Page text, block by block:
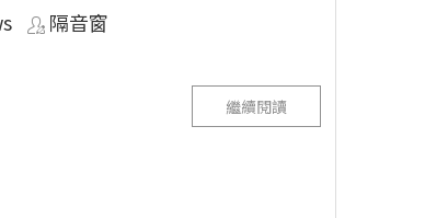
隔音窗
繼續閱讀